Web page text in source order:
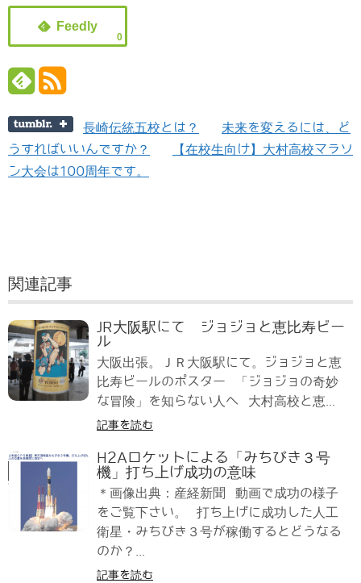
0
長崎伝統五校とは？
未来を変えるには、ど
うすればいいんですか？
【在校生向け】大村高校マラソ
ン大会は100周年です。
関連記事
JR大阪駅にて ジョジョと恵比寿ビー
ル
大阪出張。ＪＲ大阪駅にて。ジョジョと恵
比寿ビールのポスター 「ジョジョの奇妙
な冒険」を知らない人へ 大村高校と恵...
記事を読む
H2Aロケットによる「みちびき３号
機」打ち上げ成功の意味
＊画像出典：産経新聞 動画で成功の様子
をご覧下さい。 打ち上げに成功した人工
衛星・みちびき３号が稼働するとどうなる
のか？...
記事を読む